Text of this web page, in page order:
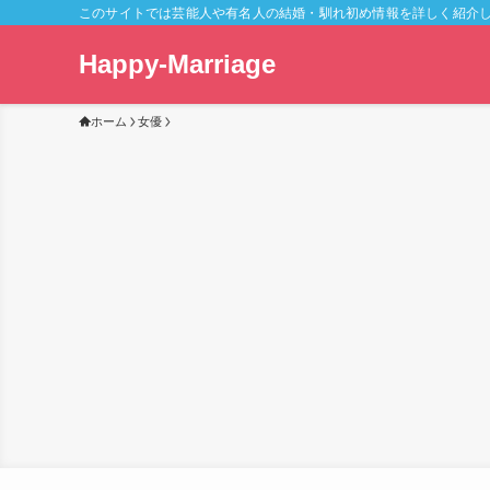
このサイトでは芸能人や有名人の結婚・馴れ初め情報を詳しく紹介
Happy-Marriage
ホーム 女優